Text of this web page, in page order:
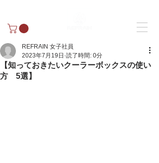
【知っておきたいクーラーボックスの使い
方 5選】
REFRAIN 女子社員
2023年7月19日 読了時間: 0分